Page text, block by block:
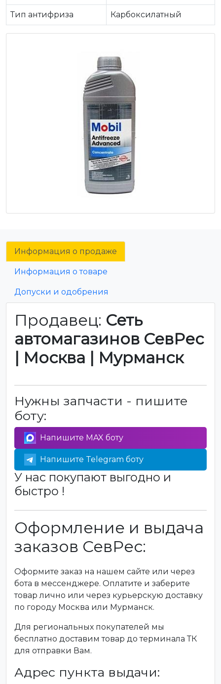
Тип антифриза Карбоксилатный
Информация о продаже
Информация о товаре
Допуски и одобрения
Продавец: Сеть
автомагазинов СевРес
| Москва | Мурманск
Нужны запчасти - пишите
боту:
Напишите MAX боту
Напишите Telegram боту
У нас покупают выгодно и
быстро !
Оформление и выдача
заказов СевРес:
Оформите заказ на нашем сайте или через
бота в мессенджере. Оплатите и заберите
товар лично или через курьерскую доставку
по городу Москва или Мурманск.
Для региональных покупателей мы
бесплатно доставим товар до терминала ТК
для отправки Вам.
Адрес пункта выдачи: